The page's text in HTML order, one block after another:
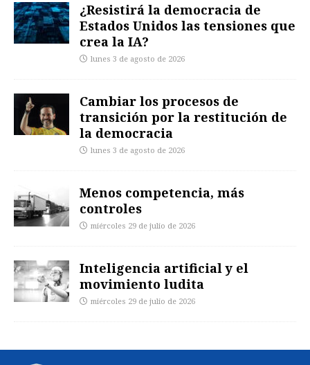
¿Resistirá la democracia de
Estados Unidos las tensiones que
crea la IA?
lunes 3 de agosto de 2026
Cambiar los procesos de
transición por la restitución de
la democracia
lunes 3 de agosto de 2026
Menos competencia, más
controles
miércoles 29 de julio de 2026
Inteligencia artificial y el
movimiento ludita
miércoles 29 de julio de 2026